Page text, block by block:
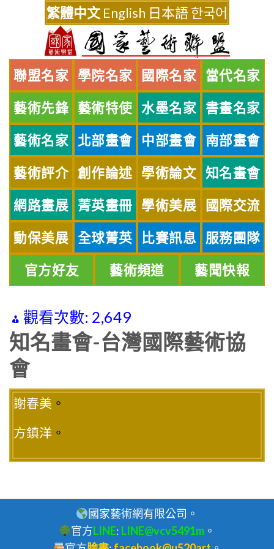
繁體中文 English 日本語한국어
聯盟名家 學院名家 國際名家 當代名家
藝術先鋒 藝術特使 水墨名家 書畫名家
藝術名家 北部畫會 中部畫會 南部畫會
藝術評介 創作論述 學術論文 知名畫會
網路畫展 菁英畫冊 學術美展 國際交流
動保美展 全球菁英 比賽訊息 服務團隊
官方好友 藝術頻道 藝聞快報
觀看次數: 2,649
知名畫會-台灣國際藝術協
會
謝春美 。
方鎮洋 。
國家藝術網有限公司。
官方LINE: LINE@vcv5491m 。